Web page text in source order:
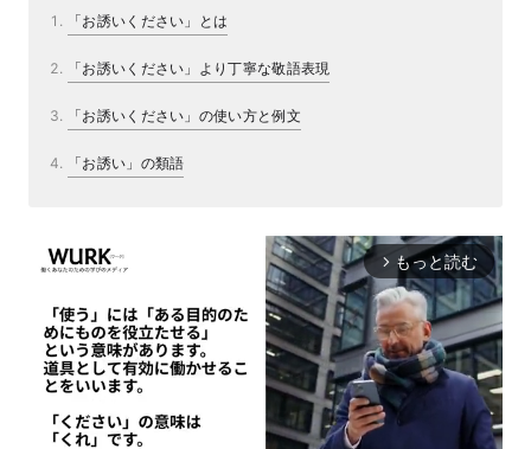
「お誘いください」とは
「お誘いください」より丁寧な敬語表現
「お誘いください」の使い方と例文
「お誘い」の類語
arrow_forward_ios もっと読む